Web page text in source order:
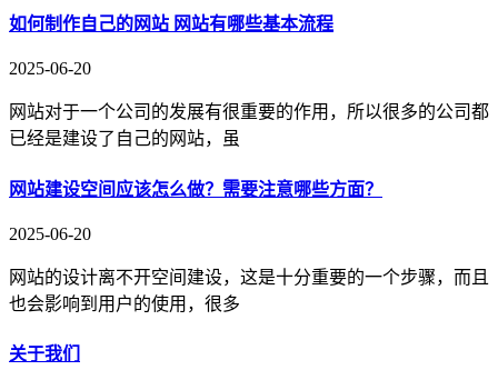
如何制作自己的网站 网站有哪些基本流程
2025-06-20
网站对于一个公司的发展有很重要的作用，所以很多的公司都
已经是建设了自己的网站，虽
网站建设空间应该怎么做？需要注意哪些方面？
2025-06-20
网站的设计离不开空间建设，这是十分重要的一个步骤，而且
也会影响到用户的使用，很多
关于我们